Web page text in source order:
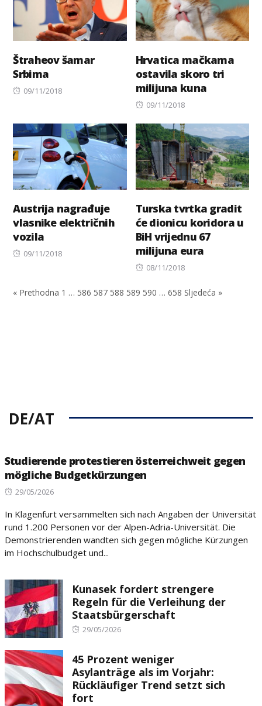
Štraheov šamar
Srbima
Posted
09/11/2018
Hrvatica mačkama
ostavila skoro tri
milijuna kuna
Posted
09/11/2018
Austrija nagrađuje
vlasnike električnih
vozila
Posted
09/11/2018
Turska tvrtka gradit
će dionicu koridora u
BiH vrijednu 67
milijuna eura
Posted
08/11/2018
« Prethodna 1 … 586 587 588 589 590 … 658 Sljedeća »
DE/AT
Studierende protestieren österreichweit gegen
mögliche Budgetkürzungen
Posted
29/05/2026
In Klagenfurt versammelten sich nach Angaben der Universität
rund 1.200 Personen vor der Alpen-Adria-Universität. Die
Demonstrierenden wandten sich gegen mögliche Kürzungen
im Hochschulbudget und...
Kunasek fordert strengere
Regeln für die Verleihung der
Staatsbürgerschaft
Posted
29/05/2026
45 Prozent weniger
Asylanträge als im Vorjahr:
Rückläufiger Trend setzt sich
fort